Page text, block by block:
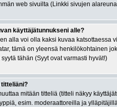
web sivuilta (Linkki sivujen
käyttäjätunnukseni alle?
alla voi olla kaksi kuvaa katsottaessa
tämä on yleensä henkilökohtainen
tähän (Syyt ovat varmasti hyvät!)
titteliäni?
mitään titteliä (titteli näkyy
esim. moderaattoreilla ja